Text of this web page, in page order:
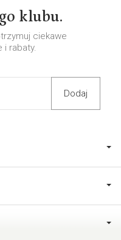
klubu.
ciekawe
i rabaty.